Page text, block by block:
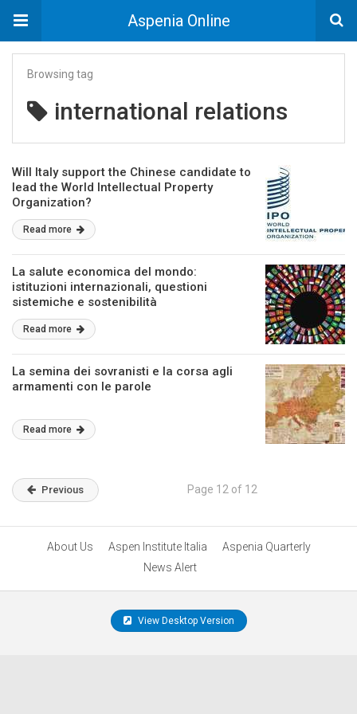
Aspenia Online
Browsing tag
international relations
Will Italy support the Chinese candidate to
lead the World Intellectual Property
Organization?
Read more
La salute economica del mondo:
istituzioni internazionali, questioni
sistemiche e sostenibilità
Read more
La semina dei sovranisti e la corsa agli
armamenti con le parole
Read more
Previous Page 12 of 12
About Us Aspen Institute Italia
Aspenia Quarterly
News Alert
View Desktop Version